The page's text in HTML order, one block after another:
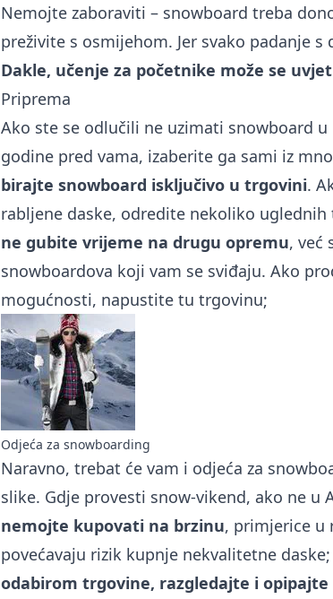
Nemojte zaboraviti – snowboard treba
preživite s osmijehom. Jer svako padanje s
Dakle, učenje za početnike može se
Priprema
Ako ste se odlučili ne uzimati snowboard
godine pred vama, izaberite ga sami iz
birajte snowboard isključivo u trgovini.
rabljene daske, odredite nekoliko
ne gubite vrijeme na drugu opremu, već
snowboardova koji vam se sviđaju. Ako
mogućnosti, napustite tu trgovinu;
Odjeća za snowboarding
Naravno, trebat će vam i odjeća za
slike. Gdje provesti snow-vikend, ako ne
nemojte kupovati na brzinu, primjerice u
povećavaju rizik kupnje nekvalitetne daske;
odabirom trgovine, razgledajte i opipajte